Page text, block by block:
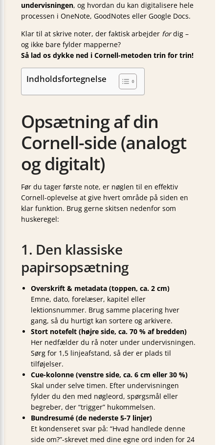
undervisningen, og hvordan du kan digitalisere hele
processen i OneNote, GoodNotes eller Google Docs.
Klar til at skrive noter, der faktisk arbejder fordig –
og ikke bare fylder mapperne?
Så lad os dykke ned i Cornell-metoden trin for trin!
Indholdsfortegnelse
Opsætning af din
Cornell-side (analogt
og digitalt)
Før du tager første note, er nøglen til en effektiv
Cornell-oplevelse at give hvert område på siden en
klar funktion. Brug gerne skitsen nedenfor som
huskeregel:
1. Den klassiske
papirsopsætning
Overskrift & metadata (toppen, ca. 2 cm)
Emne, dato, forelæser, kapitel eller
lektionsnummer. Brug samme placering hver
gang, så du hurtigt kan sortere og arkivere.
Stort notefelt (højre side, ca. 70 % af bredden)
Her nedfælder du rå noter under undervisningen.
Sørg for 1,5 linjeafstand, så der er plads til
tilføjelser.
Cue-kolonne (venstre side, ca. 6 cm eller 30 %)
Skal under selve timen. Efter undervisningen
fylder du den med nøgleord, spørgsmål eller
begreber, der “trig­ger” hukommelsen.
Bundresumé (de nederste 5-7 linjer)
Et kondenseret svar på: “Hvad handlede denne
side om?”-skrevet med dine egne ord inden for 24